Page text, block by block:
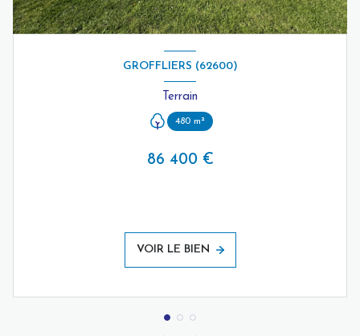
GROFFLIERS (62600)
Terrain
480 m²
86 400 €
VOIR LE BIEN